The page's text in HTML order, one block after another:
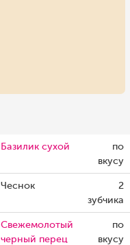
Базилик сухой
по
вкусу
Чеснок
2
зубчика
Свежемолотый
черный перец
по
вкусу